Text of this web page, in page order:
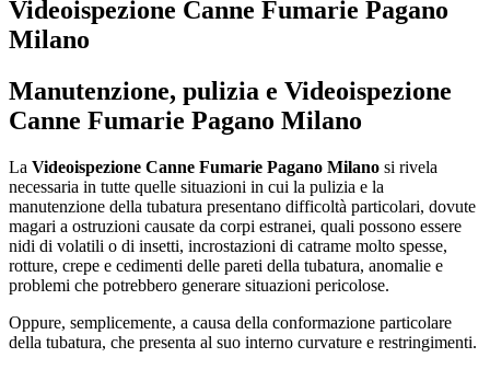
Videoispezione Canne Fumarie Pagano
Milano
Manutenzione, pulizia e Videoispezione
Canne Fumarie Pagano Milano
La Videoispezione Canne Fumarie Pagano Milano si rivela
necessaria in tutte quelle situazioni in cui la pulizia e la
manutenzione della tubatura presentano difficoltà particolari, dovute
magari a ostruzioni causate da corpi estranei, quali possono essere
nidi di volatili o di insetti, incrostazioni di catrame molto spesse,
rotture, crepe e cedimenti delle pareti della tubatura, anomalie e
problemi che potrebbero generare situazioni pericolose.
Oppure, semplicemente, a causa della conformazione particolare
della tubatura, che presenta al suo interno curvature e restringimenti.